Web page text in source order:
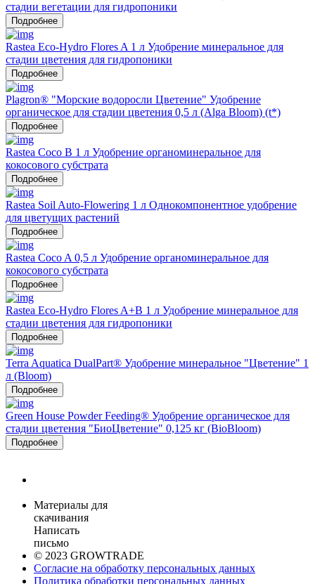
стадии вегетации для гидропоники
Подробнее
Rastea Eco-Hydro Flores A 1 л Удобрение минеральное для
стадии цветения для гидропоники
Подробнее
Plagron® "Морские водоросли Цветение" Удобрение
органическое для стадии цветения 0,5 л (Alga Bloom) (t*)
Подробнее
Rastea Coco B 1 л Удобрение органоминеральное для
кокосового субстрата
Подробнее
Rastea Soil Auto-Flowering 1 л Однокомпонентное удобрение
для цветущих растений
Подробнее
Rastea Coco A 0,5 л Удобрение органоминеральное для
кокосового субстрата
Подробнее
Rastea Eco-Hydro Flores A+B 1 л Удобрение минеральное для
стадии цветения для гидропоники
Подробнее
Terra Aquatica DualPart® Удобрение минеральное "Цветение" 1
л (Bloom)
Подробнее
Green House Powder Feeding® Удобрение органическое для
стадии цветения "БиоЦветение" 0,125 кг (BioBloom)
Подробнее
Материалы для
скачивания
Написать
письмо
© 2023 GROWTRADE
Согласие на обработку персональных данных
Политика обработки персональных данных